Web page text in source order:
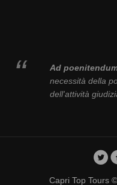
Ad
necessità della
dell'attività
Capri Top Tours